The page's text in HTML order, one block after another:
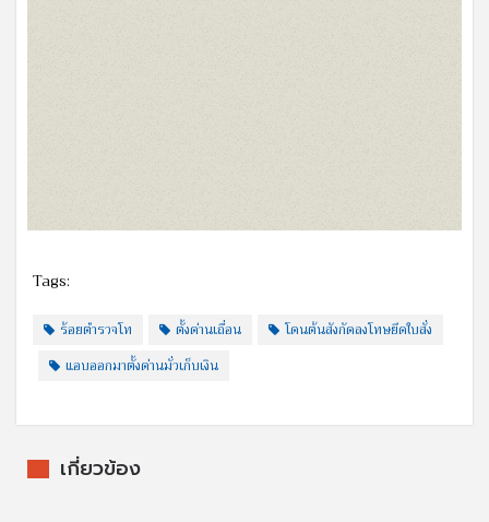
Tags:
ร้อยตำรวจโท ตั้งด่านเถื่อน
โดนต้นสังกัดลงโทษยึดใบสั่ง
แอบออกมาตั้งด่านมั่วเก็บเงิน
เกี่ยวข้อง